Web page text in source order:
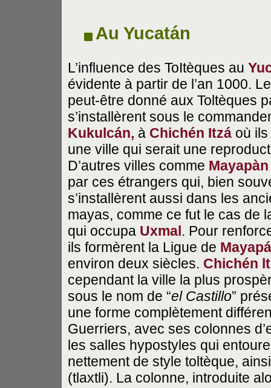
Au Yucatán
L’influence des ToItèques au
évidente à partir de l’an 1000.
peut-être donné aux Toltèques
s’installèrent sous le
Kukulcán, à Chichén Itzá où
une ville qui serait une
D’autres villes comme Mayapàn
par ces étrangers qui, bien
s’installèrent aussi dans les
mayas, comme ce fut le cas de
qui occupa Uxmal. Pour
ils formèrent la Ligue de
environ deux siècles. Chichén
cependant la ville la plus
sous le nom de “el Castillo”
une forme complètement
Guerriers, avec ses colonnes
les salles hypostyles qui
nettement de style toltèque,
(tlaxtli). La colonne, introduite